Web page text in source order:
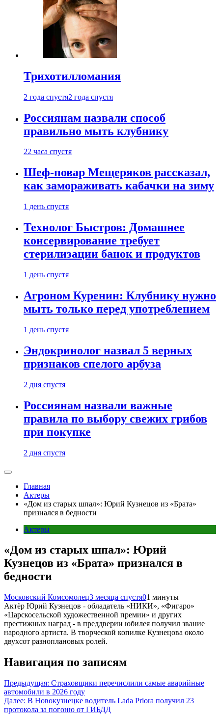
Трихотилломания
2 года спустя2 года спустя
Россиянам назвали способ
правильно мыть клубнику
22 часа спустя
Шеф-повар Мещеряков рассказал,
как замораживать кабачки на зиму
1 день спустя
Технолог Быстров: Домашнее
консервирование требует
стерилизации банок и продуктов
1 день спустя
Агроном Куренин: Клубнику нужно
мыть только перед употреблением
1 день спустя
Эндокринолог назвал 5 верных
признаков спелого арбуза
2 дня спустя
Россиянам назвали важные
правила по выбору свежих грибов
при покупке
2 дня спустя
Главная
Актеры
«Дом из старых шпал»: Юрий Кузнецов из «Брата»
признался в бедности
Актеры
«Дом из старых шпал»: Юрий
Кузнецов из «Брата» признался в
бедности
Московский Комсомолец3 месяца спустя01 минуты
Актёр Юрий Кузнецов - обладатель «НИКИ», «Фигаро»
«Царскосельской художественной премии» и других
престижных наград - в преддверии юбилея получил звание
народного артиста. В творческой копилке Кузнецова около
двухсот разноплановых ролей.
Навигация по записям
Предыдущая: Страховщики перечислили самые аварийные
автомобили в 2026 году
Далее: В Новокузнецке водитель Lada Priora получил 23
протокола за погоню от ГИБДД